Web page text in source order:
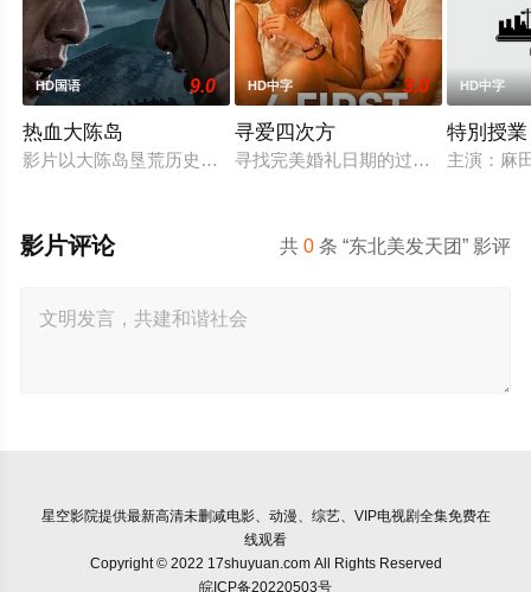
HD国语 9.0
热血大陈岛
影片以大陈岛垦荒历史为创作底色，在尊重历史真实性的前提
HD中字 3.0
寻爱四次方
寻找完美婚礼日期的过程，扎拉经
HD中字
特別授
主演：麻
共0 条 “东北美发天团” 影评
影片评论
星空影院提供最新高清未删减电影、动漫、综艺、VIP电视剧全集免费在
线观看
Copyright © 2022 17shuyuan.com All Rights Reserved
皖ICP备20220503号